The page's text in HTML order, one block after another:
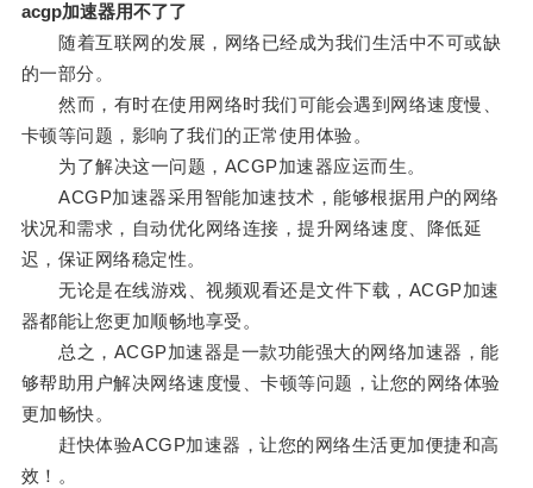
acgp加速器用不了了
随着互联网的发展，网络已经成为我们生活中不可或缺
的一部分。
然而，有时在使用网络时我们可能会遇到网络速度慢、
卡顿等问题，影响了我们的正常使用体验。
为了解决这一问题，ACGP加速器应运而生。
ACGP加速器采用智能加速技术，能够根据用户的网络
状况和需求，自动优化网络连接，提升网络速度、降低延
迟，保证网络稳定性。
无论是在线游戏、视频观看还是文件下载，ACGP加速
器都能让您更加顺畅地享受。
总之，ACGP加速器是一款功能强大的网络加速器，能
够帮助用户解决网络速度慢、卡顿等问题，让您的网络体验
更加畅快。
赶快体验ACGP加速器，让您的网络生活更加便捷和高
效！。